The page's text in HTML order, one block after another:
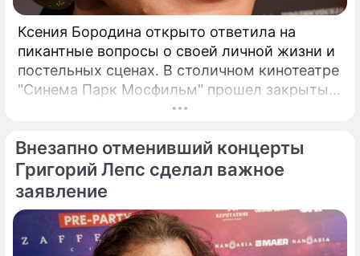
Ксения Бородина открыто ответила на
пикантные вопросы о своей личной жизни и
постельных сценах. В столичном кинотеатре
"Синема Парк Мосфильм" прошел закрытый
показ романтической комедии с элементами
Внезапно отменивший концерты
Григорий Лепс сделал важное
заявление